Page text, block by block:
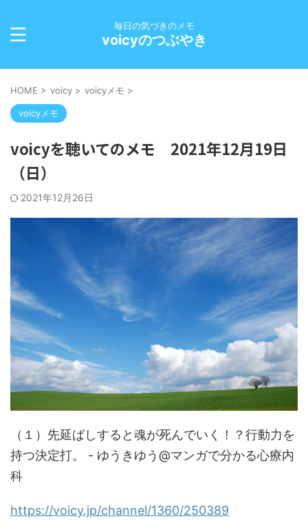
毎日の気づきのメモ
voicyのつぶやき
HOME > voicy > voicyメモ >
voicyメモ
voicyを聴いてのメモ 2021年12月19日
（日）
2021年12月26日
（１）先延ばしすると魂が死んでいく！？行動力を
持つ決定打。 - ゆうきゆう@マンガで分かる心療内
科
https://voicy.jp/channel/1360/250389